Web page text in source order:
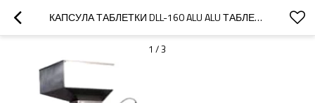
КАПСУЛА ТАБЛЕТКИ DLL-160 ALU ALU ТАБЛЕТКИ МАШИНЫ УПАКОВКИ ВОЛДЫРЯ ОБОРУДОВАНИЕ
1 /3